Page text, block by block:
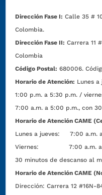
Dirección Fase I: Calle 35 #
Colombia.
Dirección Fase II: Carrera 11
Colombia
Código Postal: 680006.
Horario de Atención: Lunes
1:00 p.m. a 5:30 p.m. /
7:00 a.m. a 5:00 p.m., con
Horario de Atención CAME
Lunes a jueves: 7:00 a.m.
Viernes: 7:00 a.m. a
30 minutos de descanso al
Horario de Atención CAME
Dirección:Carrera 12 #16N-